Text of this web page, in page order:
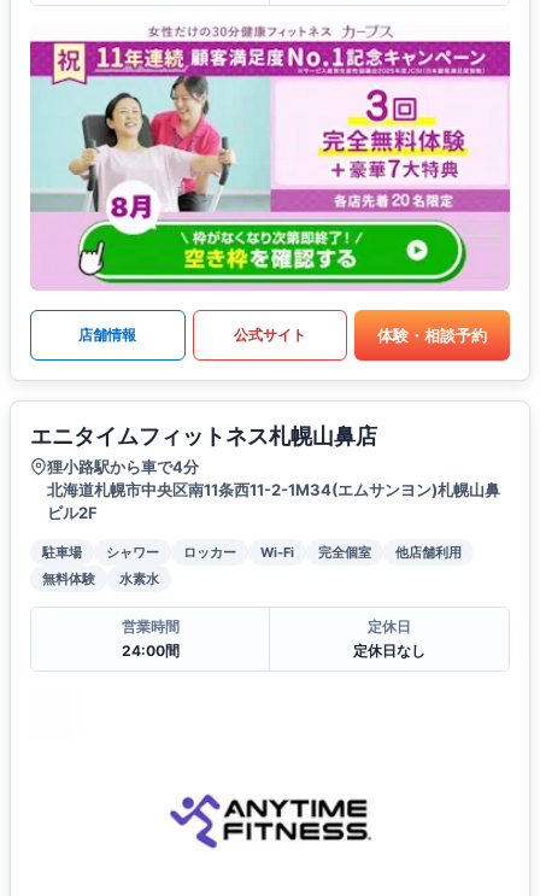
店舗情報 公式サイト 体験・相談予約
エニタイムフィットネス札幌山鼻店
狸小路駅から車で4分
北海道札幌市中央区南11条西11-2-1M34(エムサンヨン)札幌山鼻
ビル2F
駐車場 シャワー ロッカー Wi-Fi 完全個室
他店舗利用
無料体験
水素水
営業時間
24:00間
定休日
定休日なし